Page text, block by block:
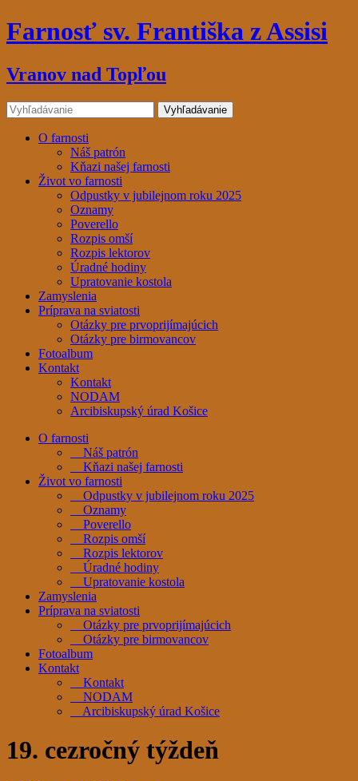
Farnosť sv. Františka z Assisi
Vranov nad Topľou
O farnosti
Náš patrón
Kňazi našej farnosti
Život vo farnosti
Odpustky v jubilejnom roku 2025
Oznamy
Poverello
Rozpis omší
Rozpis lektorov
Úradné hodiny
Upratovanie kostola
Zamyslenia
Príprava na sviatosti
Otázky pre prvoprijímajúcich
Otázky pre birmovancov
Fotoalbum
Kontakt
Kontakt
NODAM
Arcibiskupský úrad Košice
O farnosti
Náš patrón
Kňazi našej farnosti
Život vo farnosti
Odpustky v jubilejnom roku 2025
Oznamy
Poverello
Rozpis omší
Rozpis lektorov
Úradné hodiny
Upratovanie kostola
Zamyslenia
Príprava na sviatosti
Otázky pre prvoprijímajúcich
Otázky pre birmovancov
Fotoalbum
Kontakt
Kontakt
NODAM
Arcibiskupský úrad Košice
19. cezročný týždeň